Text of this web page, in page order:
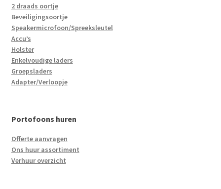
2 draads oortje
Beveiligingsoortje
Speakermicrofoon/Spreeksleutel
Accu’s
Holster
Enkelvoudige laders
Groepsladers
Adapter/Verloopje
Portofoons huren
Offerte aanvragen
Ons huur assortiment
Verhuur overzicht